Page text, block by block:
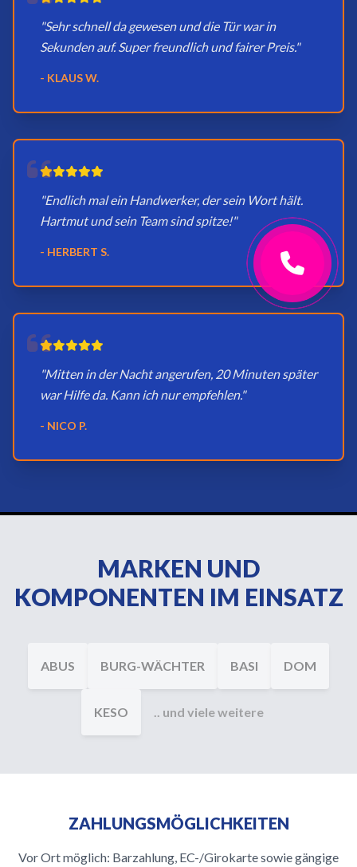
"Sehr schnell da gewesen und die Tür war in
Sekunden auf. Super freundlich und fairer Preis."
- KLAUS W.
"Endlich mal ein Handwerker, der sein Wort hält.
Hartmut und sein Team sind spitze!"
- HERBERT S.
"Mitten in der Nacht angerufen, 20 Minuten später
war Hilfe da. Kann ich nur empfehlen."
- NICO P.
MARKEN UND
KOMPONENTEN IM EINSATZ
ABUS BURG-WÄCHTER BASI DOM
KESO .. und viele weitere
ZAHLUNGSMÖGLICHKEITEN
Vor Ort möglich: Barzahlung, EC-/Girokarte sowie gängige